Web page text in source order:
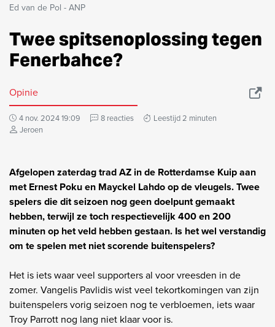
Ed van de Pol - ANP
Twee spitsenoplossing tegen
Fenerbahce?
Opinie
4 nov. 2024 19:09 8 reacties
Leestijd 2 minuten
Jeroen
Afgelopen zaterdag trad AZ in de Rotterdamse Kuip aan
met Ernest Poku en Mayckel Lahdo op de vleugels. Twee
spelers die dit seizoen nog geen doelpunt gemaakt
hebben, terwijl ze toch respectievelijk 400 en 200
minuten op het veld hebben gestaan. Is het wel verstandig
om te spelen met niet scorende buitenspelers?
Het is iets waar veel supporters al voor vreesden in de
zomer. Vangelis Pavlidis wist veel tekortkomingen van zijn
buitenspelers vorig seizoen nog te verbloemen, iets waar
Troy Parrott nog lang niet klaar voor is.